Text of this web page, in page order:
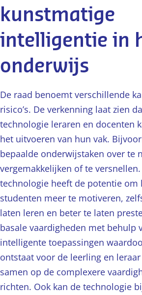
kunstmatige
intelligentie in
onderwijs
De raad benoemt verschillende
risico’s. De verkenning laat zien
technologie leraren en docenten
het uitvoeren van hun vak.
bepaalde onderwijstaken over te
vergemakkelijken of te
technologie heeft de potentie om
studenten meer te motiveren,
laten leren en beter te laten
basale vaardigheden met behulp
intelligente toepassingen
ontstaat voor de leerling en
samen op de complexere
richten. Ook kan de technologie